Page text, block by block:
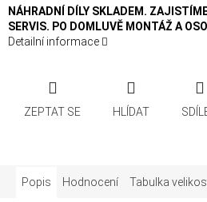
NÁHRADNÍ DÍLY SKLADEM.
SERVIS. PO DOMLUVĚ MONTÁŽ A
Detailní informace
ZEPTAT SE HLÍDAT
Popis Hodnocení Tabulka